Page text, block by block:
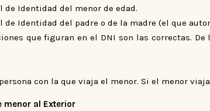
de Identidad del menor de edad.
de Identidad del padre o de la madre (el que
que figuran en el DNI son las correctas. De
con la que viaja el menor. Si el menor
menor al Exterior